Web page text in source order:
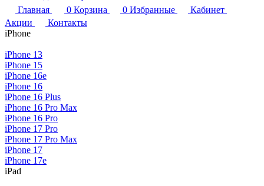
Главная
0 Корзина 0 Избранные
Кабинет
Акции
Контакты
iPhone
iPhone 13
iPhone 15
iPhone 16e
iPhone 16
iPhone 16 Plus
iPhone 16 Pro Max
iPhone 16 Pro
iPhone 17 Pro
iPhone 17 Pro Max
iPhone 17
iPhone 17e
iPad